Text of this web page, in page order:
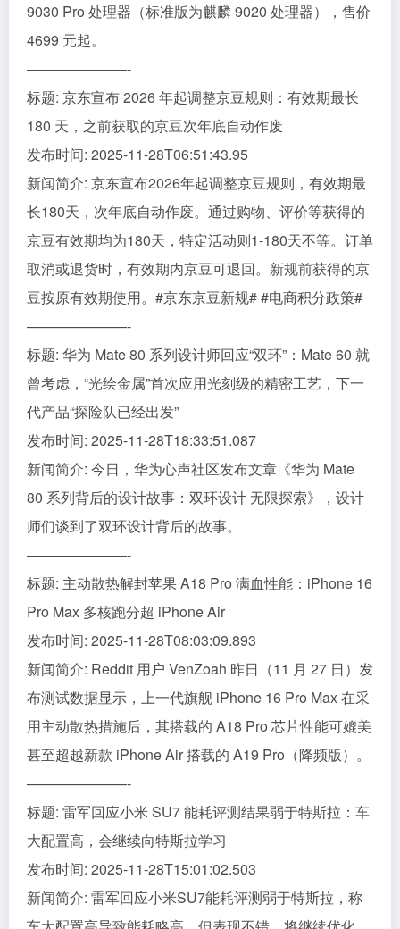
9030 Pro 处理器（标准版为麒麟 9020 处理器），售价
4699 元起。
———————-
标题: 京东宣布 2026 年起调整京豆规则：有效期最长
180 天，之前获取的京豆次年底自动作废
发布时间: 2025-11-28T06:51:43.95
新闻简介: 京东宣布2026年起调整京豆规则，有效期最
长180天，次年底自动作废。通过购物、评价等获得的
京豆有效期均为180天，特定活动则1-180天不等。订单
取消或退货时，有效期内京豆可退回。新规前获得的京
豆按原有效期使用。#京东京豆新规# #电商积分政策#
———————-
标题: 华为 Mate 80 系列设计师回应“双环”：Mate 60 就
曾考虑，“光绘金属”首次应用光刻级的精密工艺，下一
代产品“探险队已经出发”
发布时间: 2025-11-28T18:33:51.087
新闻简介: 今日，华为心声社区发布文章《华为 Mate
80 系列背后的设计故事：双环设计 无限探索》，设计
师们谈到了双环设计背后的故事。
———————-
标题: 主动散热解封苹果 A18 Pro 满血性能：iPhone 16
Pro Max 多核跑分超 iPhone Air
发布时间: 2025-11-28T08:03:09.893
新闻简介: Reddit 用户 VenZoah 昨日（11 月 27 日）发
布测试数据显示，上一代旗舰 iPhone 16 Pro Max 在采
用主动散热措施后，其搭载的 A18 Pro 芯片性能可媲美
甚至超越新款 iPhone Air 搭载的 A19 Pro（降频版）。
———————-
标题: 雷军回应小米 SU7 能耗评测结果弱于特斯拉：车
大配置高，会继续向特斯拉学习
发布时间: 2025-11-28T15:01:02.503
新闻简介: 雷军回应小米SU7能耗评测弱于特斯拉，称